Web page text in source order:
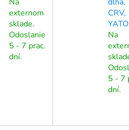
externom
sklade.
Odoslanie
5 - 7 prac.
dní.
CRV,
YATO
Na
5 - 7
dní.